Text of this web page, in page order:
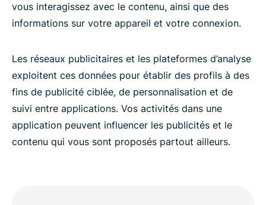
vous interagissez avec le contenu, ainsi que des
informations sur votre appareil et votre connexion.
Les réseaux publicitaires et les plateformes d’analyse
exploitent ces données pour établir des profils à des
fins de publicité ciblée, de personnalisation et de
suivi entre applications. Vos activités dans une
application peuvent influencer les publicités et le
contenu qui vous sont proposés partout ailleurs.